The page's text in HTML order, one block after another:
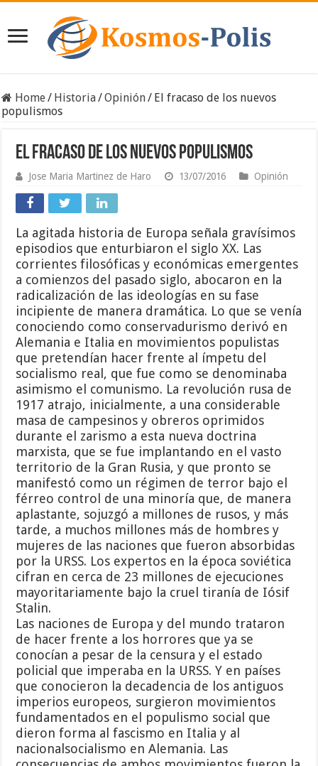
Home/ Historia/Opinión/ El fracaso de los nuevos
populismos
El fracaso de los nuevos populismos
Jose Maria Martinez de Haro 13/07/2016 Opinión
La agitada historia de Europa señala gravísimos
episodios que enturbiaron el siglo XX. Las
corrientes filosóficas y económicas emergentes
a comienzos del pasado siglo, abocaron en la
radicalización de las ideologías en su fase
incipiente de manera dramática. Lo que se venía
conociendo como conservadurismo derivó en
Alemania e Italia en movimientos populistas
que pretendían hacer frente al ímpetu del
socialismo real, que fue como se denominaba
asimismo el comunismo. La revolución rusa de
1917 atrajo, inicialmente, a una considerable
masa de campesinos y obreros oprimidos
durante el zarismo a esta nueva doctrina
marxista, que se fue implantando en el vasto
territorio de la Gran Rusia, y que pronto se
manifestó como un régimen de terror bajo el
férreo control de una minoría que, de manera
aplastante, sojuzgó a millones de rusos, y más
tarde, a muchos millones más de hombres y
mujeres de las naciones que fueron absorbidas
por la URSS. Los expertos en la época soviética
cifran en cerca de 23 millones de ejecuciones
mayoritariamente bajo la cruel tiranía de Iósif
Stalin.
Las naciones de Europa y del mundo trataron
de hacer frente a los horrores que ya se
conocían a pesar de la censura y el estado
policial que imperaba en la URSS. Y en países
que conocieron la decadencia de los antiguos
imperios europeos, surgieron movimientos
fundamentados en el populismo social que
dieron forma al fascismo en Italia y al
nacionalsocialismo en Alemania. Las